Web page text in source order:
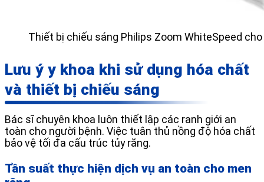
Thiết bị chiếu sáng Philips Zoom WhiteSpeed
Lưu ý y khoa khi sử dụng hóa chất
và thiết bị chiếu sáng
Bác sĩ chuyên khoa luôn thiết lập các ranh giới an
toàn cho người bệnh. Việc tuân thủ nồng độ hóa chất
bảo vệ tối đa cấu trúc tủy răng.
Tần suất thực hiện dịch vụ an toàn cho men